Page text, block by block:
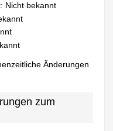
Nicht bekannt
Änderungen
zum